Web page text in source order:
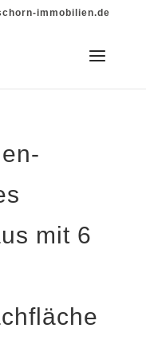
immobilien.de
mit 6